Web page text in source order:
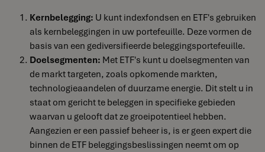
Kernbelegging: U kunt indexfondsen en ETF's gebruiken
als kernbeleggingen in uw portefeuille. Deze vormen de
basis van een gediversifieerde beleggingsportefeuille.
Doelsegmenten: Met ETF's kunt u doelsegmenten van
de markt targeten, zoals opkomende markten,
technologieaandelen of duurzame energie. Dit stelt u in
staat om gericht te beleggen in specifieke gebieden
waarvan u gelooft dat ze groeipotentieel hebben.
Aangezien er een passief beheer is, is er geen expert die
binnen de ETF beleggingsbeslissingen neemt om op